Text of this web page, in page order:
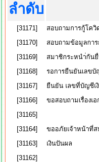
ลำดับ
[31171]
สอบถามการกู้โควิ
[31170]
สอบถามข้อมูลกา
[31169]
สมาชิกระหนำ่กัน
[31168]
รอการยืนยันเลขบั
[31167]
ยืนยัน เลขที่บัญชีเ
[31166]
ขอสอบถามเรื่องเอ
[31165]
[31164]
ขออภัยเจ้าหน้าที่
[31163]
เงินปันผล
[31162]